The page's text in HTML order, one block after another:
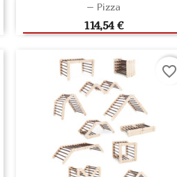
– Pizza
Prix
114,54 €
AJOUTER AU PANIER
favorite_border